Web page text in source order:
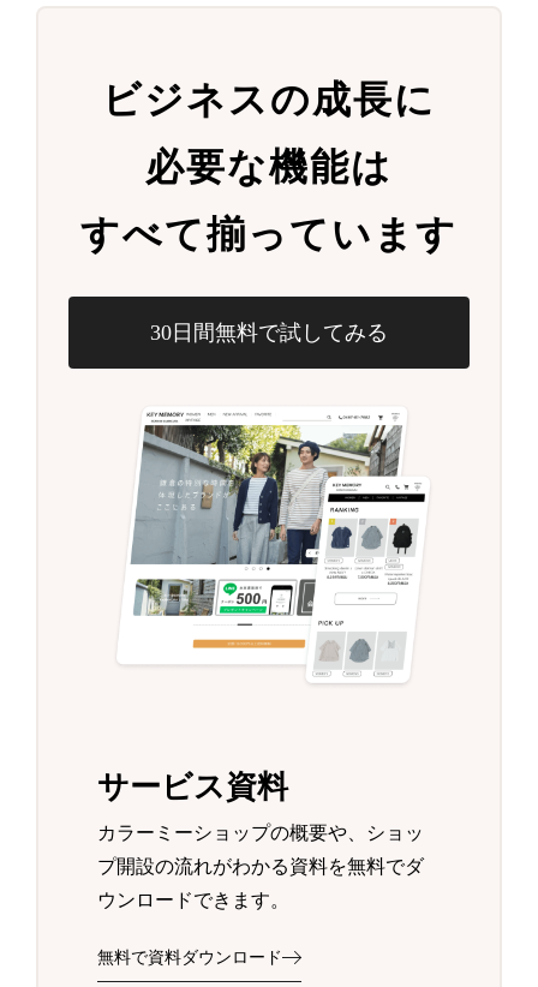
ビジネスの成長に
必要な機能は
すべて揃っています
30日間無料で試してみる
サービス資料
カラーミーショップの概要や、ショッ
プ開設の流れがわかる資料を無料でダ
ウンロードできます。
無料で資料ダウンロード